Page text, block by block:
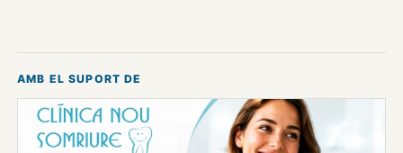
AMB EL SUPORT DE